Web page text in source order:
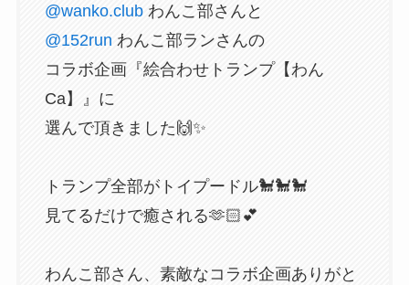
@wanko.clubわんこ部さんと
@152run わんこ部ランさんの
コラボ企画『絵合わせトランプ【わん
Ca】』に
選んで頂きました🙌✨
トランプ全部がトイプードル🐩🐩🐩
見てるだけで癒される‪‪🫶🏻💕︎︎
わんこ部さん、素敵なコラボ企画ありがと